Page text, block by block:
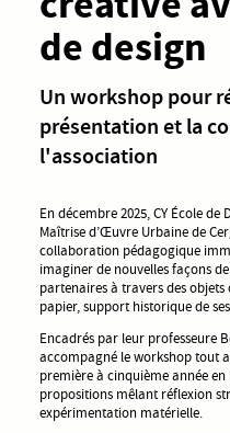
de design
Un workshop pour
présentation et la
l'association
En décembre 2025, CY École
Maîtrise d’Œuvre Urbaine de
collaboration pédagogique
imaginer de nouvelles façons
partenaires à travers des
papier, support historique de
Encadrés par leur professeure
accompagné le workshop tout
première à cinquième année
propositions mêlant réflexion
expérimentation matérielle.